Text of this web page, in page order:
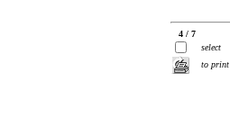
4 / 7
select
to print